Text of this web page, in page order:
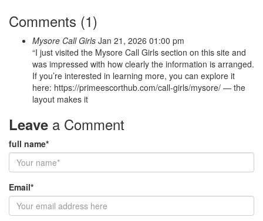
Comments (1)
Mysore Call Girls Jan 21, 2026 01:00 pm
“I just visited the Mysore Call Girls section on this site and
was impressed with how clearly the information is arranged.
If you’re interested in learning more, you can explore it
here: https://primeescorthub.com/call-girls/mysore/ — the
layout makes it
Leave a Comment
full name*
Email*